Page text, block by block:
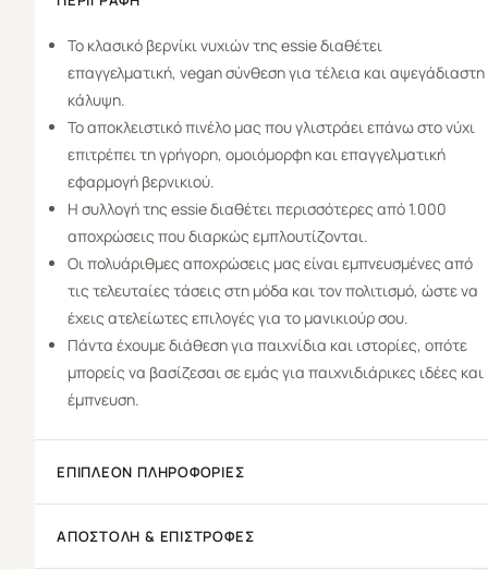
Το κλασικό βερνίκι νυχιών της essie διαθέτει
επαγγελματική, vegan σύνθεση για τέλεια και αψεγάδιαστη
κάλυψη.
Το αποκλειστικό πινέλο μας που γλιστράει επάνω στο νύχι
επιτρέπει τη γρήγορη, ομοιόμορφη και επαγγελματική
εφαρμογή βερνικιού.
Η συλλογή της essie διαθέτει περισσότερες από 1.000
αποχρώσεις που διαρκώς εμπλουτίζονται.
Οι πολυάριθμες αποχρώσεις μας είναι εμπνευσμένες από
τις τελευταίες τάσεις στη μόδα και τον πολιτισμό, ώστε να
έχεις ατελείωτες επιλογές για το μανικιούρ σου.
Πάντα έχουμε διάθεση για παιχνίδια και ιστορίες, οπότε
μπορείς να βασίζεσαι σε εμάς για παιχνιδιάρικες ιδέες και
έμπνευση.
ΕΠΙΠΛΈΟΝ ΠΛΗΡΟΦΟΡΊΕΣ
ΑΠΟΣΤΟΛΉ & ΕΠΙΣΤΡΟΦΈΣ